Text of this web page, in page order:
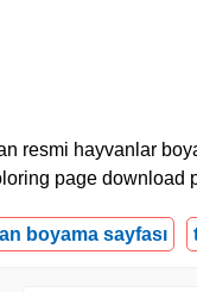
resmi hayvanlar
page download
boyama sayfası